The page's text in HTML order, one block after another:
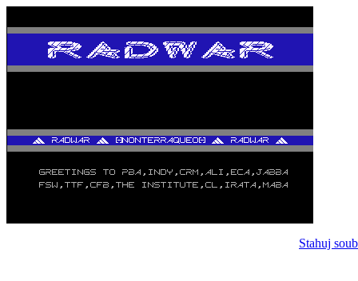
Stahuj